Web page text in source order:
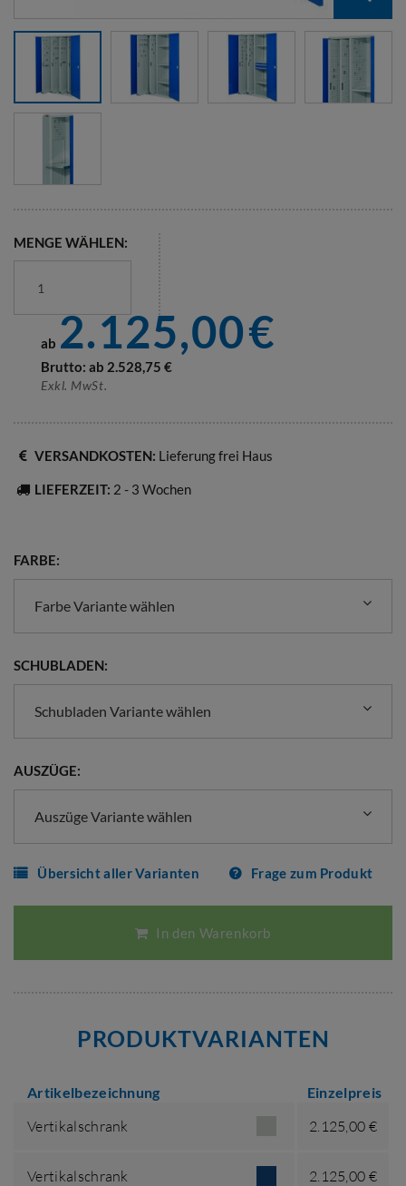
MENGE WÄHLEN:
ab 2.125,00€
Brutto: ab 2.528,75 €
Exkl. MwSt.
VERSANDKOSTEN: Lieferung frei Haus
LIEFERZEIT: 2 - 3 Wochen
FARBE:
Farbe Variante wählen
SCHUBLADEN:
Schubladen Variante wählen
AUSZÜGE:
Auszüge Variante wählen
Übersicht aller Varianten Frage zum Produkt
In den Warenkorb
PRODUKTVARIANTEN
Artikelbezeichnung Einzelpreis
Vertikalschrank 2.125,00 €
Vertikalschrank 2.125,00 €